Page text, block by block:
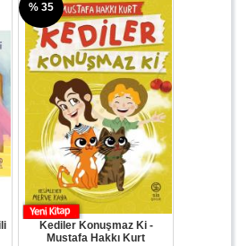
Kediler Konuşmaz Ki -
Mustafa Hakkı Kurt
% 35